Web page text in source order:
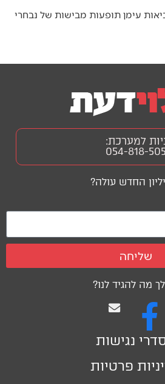
עימן תופעות מבישות של נבחרי
מה להגיד לנו?
נגישות
פרטיות
החדש עולה?
שליחה
למערכת:
054-818-